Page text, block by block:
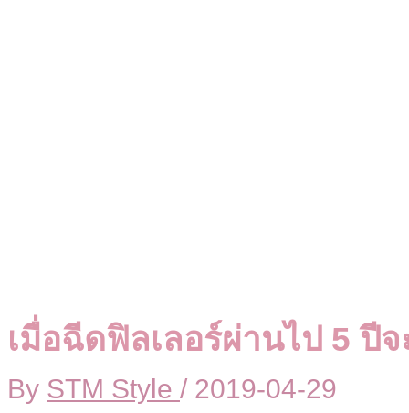
เมื่อฉีดฟิลเลอร์ผ่านไป 5 ปีจ
By STM Style / 2019-04-29